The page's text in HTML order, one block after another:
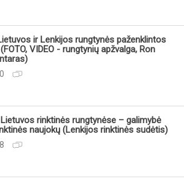
ir Lenkijos rungtynės paženklintos
VIDEO - rungtynių apžvalga, Ron
rinktinės rungtynėse – galimybė
naujokų (Lenkijos rinktinės sudėtis)